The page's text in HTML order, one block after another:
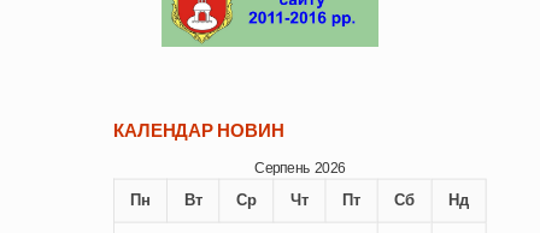
КАЛЕНДАР НОВИН
Серпень 2026
Пн Вт Ср Чт Пт Сб Нд